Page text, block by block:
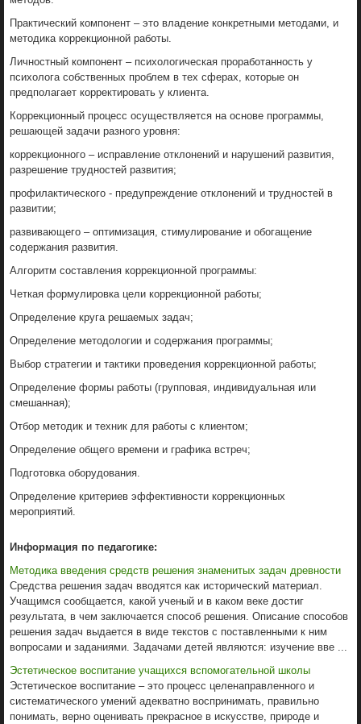
Практический компонент – это владение конкретными методами, и
методика коррекционной работы.
Личностный компонент – психологическая проработанность у
психолога собственных проблем в тех сферах, которые он
предполагает корректировать у клиента.
Коррекционный процесс осуществляется на основе программы,
решающей задачи разного уровня:
коррекционного – исправление отклонений и нарушений развития,
разрешение трудностей развития;
профилактического - предупреждение отклонений и трудностей в
развитии;
развивающего – оптимизация, стимулирование и обогащение
содержания развития.
Алгоритм составления коррекционной программы:
Четкая формулировка цели коррекционной работы;
Определение круга решаемых задач;
Определение методологии и содержания программы;
Выбор стратегии и тактики проведения коррекционной работы;
Определение формы работы (групповая, индивидуальная или
смешанная);
Отбор методик и техник для работы с клиентом;
Определение общего времени и графика встреч;
Подготовка оборудования.
Определение критериев эффективности коррекционных
мероприятий.
Информация по педагогике:
Методика введения средств решения знаменитых задач древности
Средства решения задач вводятся как исторический материал.
Учащимся сообщается, какой ученый и в каком веке достиг
результата, в чем заключается способ решения. Описание способов
решения задач выдается в виде текстов с поставленными к ним
вопросами и заданиями. Задачами детей являются: изучение вве ...
Эстетическое воспитание учащихся вспомогательной школы
Эстетическое воспитание – это процесс целенаправленного и
систематического умений адекватно воспринимать, правильно
понимать, верно оценивать прекрасное в искусстве, природе и